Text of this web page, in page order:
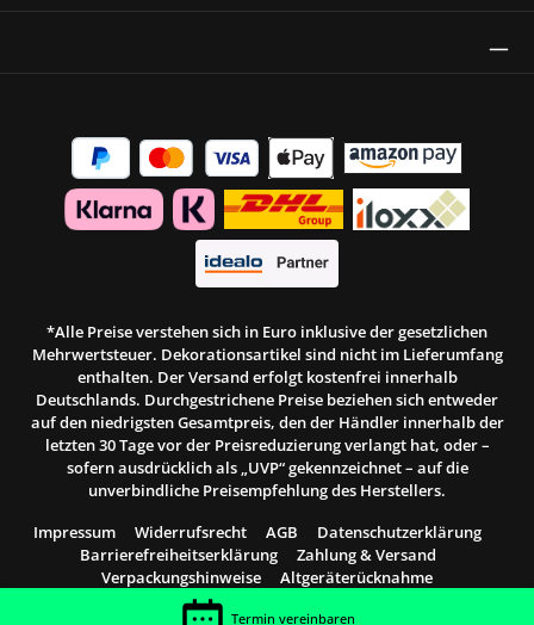
*Alle Preise verstehen sich in Euro inklusive der gesetzlichen
Mehrwertsteuer. Dekorationsartikel sind nicht im Lieferumfang
enthalten. Der Versand erfolgt kostenfrei innerhalb
Deutschlands. Durchgestrichene Preise beziehen sich entweder
auf den niedrigsten Gesamtpreis, den der Händler innerhalb der
letzten 30 Tage vor der Preisreduzierung verlangt hat, oder –
sofern ausdrücklich als „UVP“ gekennzeichnet – auf die
unverbindliche Preisempfehlung des Herstellers.
© 2026 Möbel Bohn
Impressum Widerrufsrecht AGB
Datenschutzerklärung
Barrierefreiheitserklärung
Zahlung & Versand
Verpackungshinweise
Altgeräterücknahme
Termin vereinbaren